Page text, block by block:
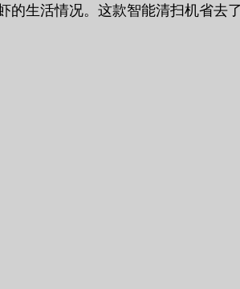
的生活情况。这款智能清扫机省